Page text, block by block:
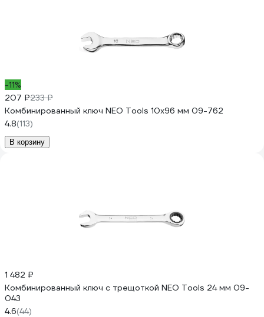
-11%
207 ₽233 ₽
Комбинированный ключ NEO Tools 10x96 мм 09-762
4.8(113)
В корзину
1 482 ₽
Комбинированный ключ с трещоткой NEO Tools 24 мм 09-
043
4.6(44)